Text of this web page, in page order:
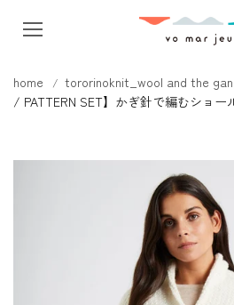
キップ
home tororinoknit_wool and the
/ PATTERN SET】かぎ針で編むショー